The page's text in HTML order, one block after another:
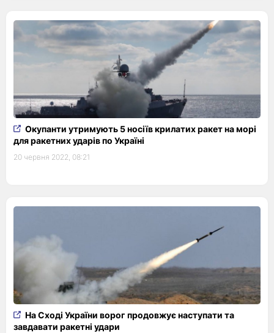
Окупанти утримують 5 носіїв крилатих ракет на морі
для ракетних ударів по Україні
20 червня 2022, 08:21
На Сході України ворог продовжує наступати та
завдавати ракетні удари